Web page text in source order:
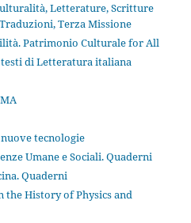
Letterature, Scritture
Terza Missione
Patrimonio Culturale for All
testi di Letteratura italiana
tecnologie
Umane e Sociali. Quaderni
Quaderni
the History of Physics and